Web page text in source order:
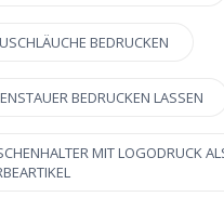
BEDRUCKEN
BEDRUCKEN LASSEN
MIT LOGODRUCK